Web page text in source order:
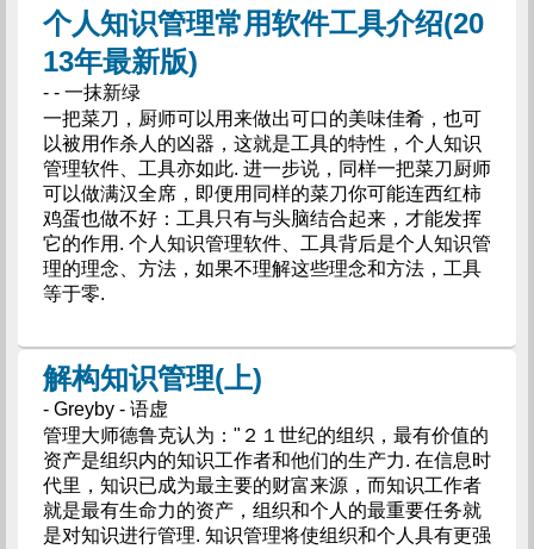
个人知识管理常用软件工具介绍(20
13年最新版)
- - 一抹新绿
一把菜刀，厨师可以用来做出可口的美味佳肴，也可
以被用作杀人的凶器，这就是工具的特性，个人知识
管理软件、工具亦如此. 进一步说，同样一把菜刀厨师
可以做满汉全席，即便用同样的菜刀你可能连西红柿
鸡蛋也做不好：工具只有与头脑结合起来，才能发挥
它的作用. 个人知识管理软件、工具背后是个人知识管
理的理念、方法，如果不理解这些理念和方法，工具
等于零.
解构知识管理(上)
- Greyby - 语虚
管理大师德鲁克认为："２１世纪的组织，最有价值的
资产是组织内的知识工作者和他们的生产力. 在信息时
代里，知识已成为最主要的财富来源，而知识工作者
就是最有生命力的资产，组织和个人的最重要任务就
是对知识进行管理. 知识管理将使组织和个人具有更强